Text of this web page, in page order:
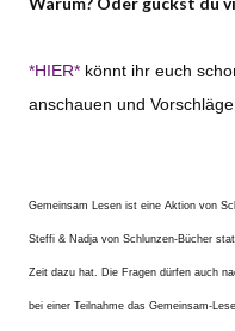
*HIER* könnt ihr euch
anschauen und
Gemeinsam Lesen ist eine Aktion von
Steffi & Nadja von Schlunzen-Bücher
Zeit dazu hat. Die Fragen dürfen auch
bei einer Teilnahme das Gemeinsam-